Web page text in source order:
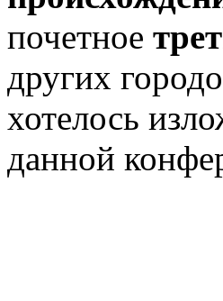
почетное
других
хотелось
данной